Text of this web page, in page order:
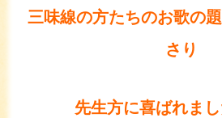
三味線の方たちのお歌の
さり
先生方に喜ばれま